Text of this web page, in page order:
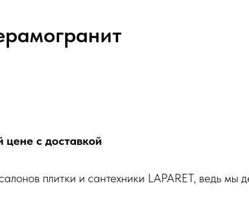
с доставкой
плитки и сантехники LAPARET, ведь мы